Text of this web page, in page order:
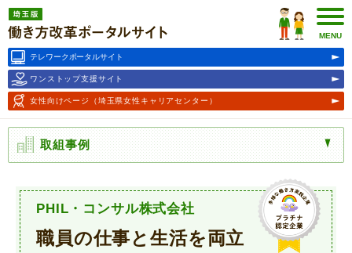
埼玉版働き方改革ポータルサ
イト
MENU
テレワークポータルサイト
ワンストップ支援サイト
女性向けページ （埼玉県女性キャリアセンター）
取組事例
PHIL・コンサル株式会社
職員の仕事と生活を両立